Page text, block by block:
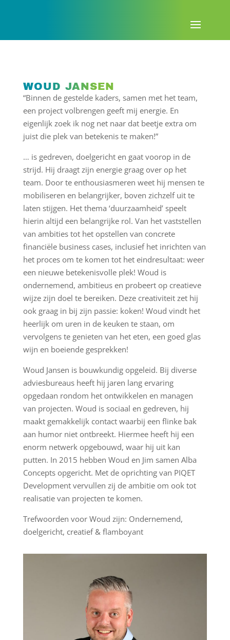
WOUD JANSEN
“Binnen de gestelde kaders, samen met het team,
een project volbrengen geeft mij energie. En
eigenlijk zoek ik nog net naar dat beetje extra om
juist die plek van betekenis te maken!”
… is gedreven, doelgericht en gaat voorop in de
strijd. Hij draagt zijn energie graag over op het
team. Door te enthousiasmeren weet hij mensen te
mobiliseren en belangrijker, boven zichzelf uit te
laten stijgen. Het thema ‘duurzaamheid’ speelt
hierin altijd een belangrijke rol. Van het vaststellen
van ambities tot het opstellen van concrete
financiële business cases, inclusief het inrichten van
het proces om te komen tot het eindresultaat: weer
een nieuwe betekenisvolle plek! Woud is
ondernemend, ambitieus en probeert op creatieve
wijze zijn doel te bereiken. Deze creativiteit zet hij
ook graag in bij zijn passie: koken! Woud vindt het
heerlijk om uren in de keuken te staan, om
vervolgens te genieten van het eten, een goed glas
wijn en boeiende gesprekken!
Woud Jansen is bouwkundig opgeleid. Bij diverse
adviesbureaus heeft hij jaren lang ervaring
opgedaan rondom het ontwikkelen en managen
van projecten. Woud is sociaal en gedreven, hij
maakt gemakkelijk contact waarbij een flinke bak
aan humor niet ontbreekt. Hiermee heeft hij een
enorm netwerk opgebouwd, waar hij uit kan
putten. In 2015 hebben Woud en Jim samen Alba
Concepts opgericht. Met de oprichting van PIQET
Development vervullen zij de ambitie om ook tot
realisatie van projecten te komen.
Trefwoorden voor Woud zijn: Ondernemend,
doelgericht, creatief & flamboyant